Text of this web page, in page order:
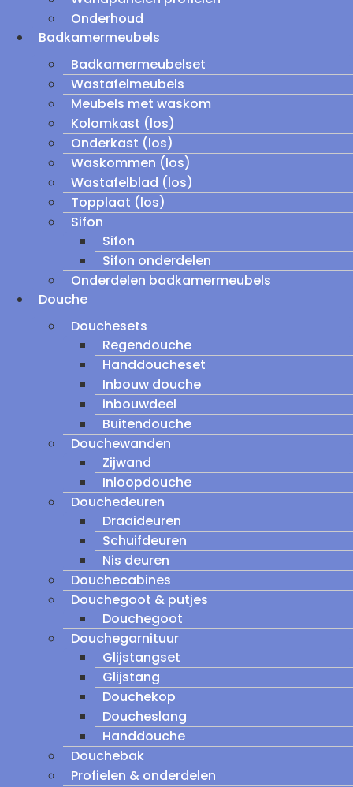
Onderhoud
Badkamermeubels
Badkamermeubelset
Wastafelmeubels
Meubels met waskom
Kolomkast (los)
Onderkast (los)
Waskommen (los)
Wastafelblad (los)
Topplaat (los)
Sifon
Sifon
Sifon onderdelen
Onderdelen badkamermeubels
Douche
Douchesets
Regendouche
Handdoucheset
Inbouw douche
inbouwdeel
Buitendouche
Douchewanden
Zijwand
Inloopdouche
Douchedeuren
Draaideuren
Schuifdeuren
Nis deuren
Douchecabines
Douchegoot & putjes
Douchegoot
Douchegarnituur
Glijstangset
Glijstang
Douchekop
Doucheslang
Handdouche
Douchebak
Profielen & onderdelen